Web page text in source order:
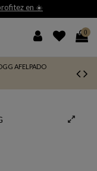
0
AFELPADO